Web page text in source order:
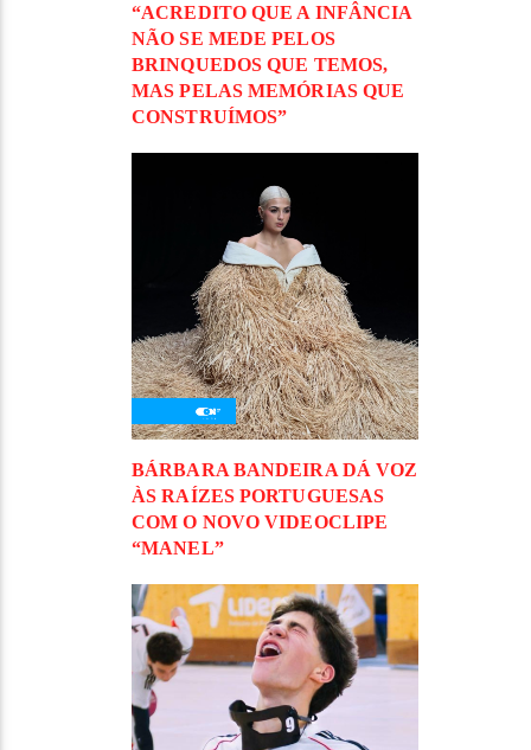
“ACREDITO QUE A INFÂNCIA
NÃO SE MEDE PELOS
BRINQUEDOS QUE TEMOS,
MAS PELAS MEMÓRIAS QUE
CONSTRUÍMOS”
BÁRBARA BANDEIRA DÁ VOZ
ÀS RAÍZES PORTUGUESAS
COM O NOVO VIDEOCLIPE
“MANEL”